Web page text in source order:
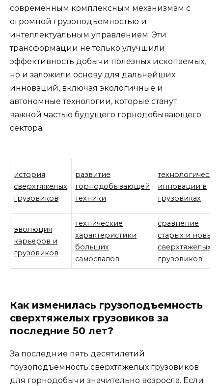
современным комплексным механизмам с
огромной грузоподъемностью и
интеллектуальным управлением. Эти
трансформации не только улучшили
эффективность добычи полезных ископаемых,
но и заложили основу для дальнейших
инноваций, включая экологичные и
автономные технологии, которые станут
важной частью будущего горнодобывающего
сектора.
история
сверхтяжелых
грузовиков
развитие
горнодобывающей
техники
инновации в
грузовиках
эволюция
карьеров и
грузовиков
технические
характеристики
больших
самосвалов
сравнение
старых и новых
сверхтяжелых
грузовиков
Как изменилась грузоподъемность
сверхтяжелых грузовиков за
последние 50 лет?
За последние пять десятилетий
грузоподъемность сверхтяжелых грузовиков
для горнодобычи значительно возросла. Если